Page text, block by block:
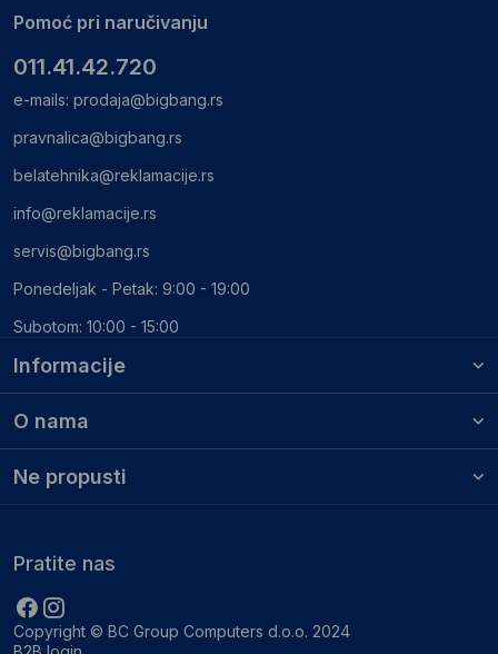
Informacije
O nama
Ne propusti
Pomoć pri naručivanju
011.41.42.720
e-mails: prodaja@bigbang.rs
pravnalica@bigbang.rs
belatehnika@reklamacije.rs
info@reklamacije.rs
servis@bigbang.rs
Ponedeljak - Petak: 9:00 - 19:00
Subotom: 10:00 - 15:00
Copyright © BC Group Computers d.o.o. 2024
Pratite nas